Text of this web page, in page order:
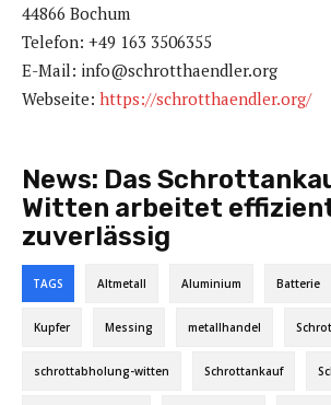
44866 Bochum
Telefon: +49 163 3506355
E-Mail: info@schrotthaendler.org
Webseite: https://schrotthaendler.org/
News: Das
Witten arbeitet
zuverlässig
TAGS Altmetall Aluminium Batterie
Kupfer Messing metallhandel
schrottabholung-witten Schrottankauf